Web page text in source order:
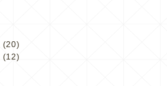
(20)
(12)